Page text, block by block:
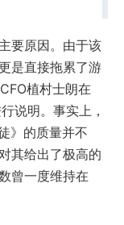
要原因。由于该
是直接拖累了游
植村士朗在
说明。事实上，
》的质量并不
其给出了极高的
曾一度维持在